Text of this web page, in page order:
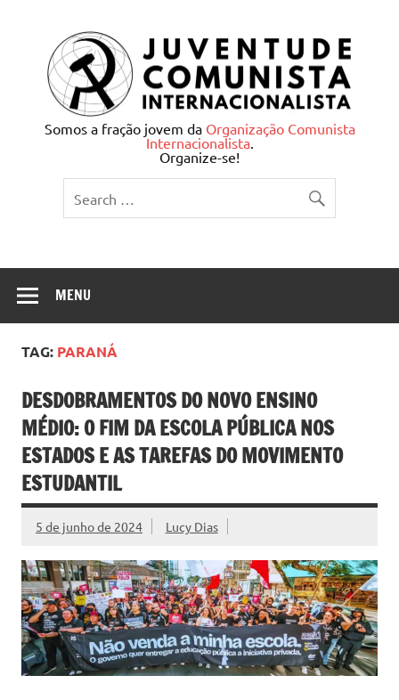
Juventude Comunista
Internacionalista
Somos a fração jovem da Organização Comunista
Internacionalista.
Organize-se!
MENU
TAG: PARANÁ
DESDOBRAMENTOS DO NOVO ENSINO
MÉDIO: O FIM DA ESCOLA PÚBLICA NOS
ESTADOS E AS TAREFAS DO MOVIMENTO
ESTUDANTIL
5 de junho de 2024 Lucy Dias